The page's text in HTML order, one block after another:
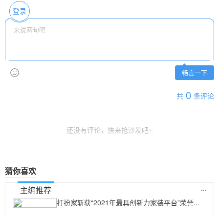
登录
畅言一下
共 0 条评论
还没有评论，快来抢沙发吧~
猜你喜欢
主编推荐
...
打扮家斩获“2021年最具创新力家装平台”荣誉...